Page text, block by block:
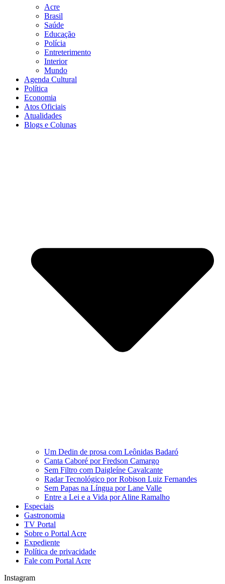
Acre
Brasil
Saúde
Educação
Polícia
Entreterimento
Interior
Mundo
Agenda Cultural
Política
Economia
Atos Oficiais
Atualidades
Blogs e Colunas
Um Dedin de prosa com Leônidas Badaró
Canta Caboré por Fredson Camargo
Sem Filtro com Daigleíne Cavalcante
Radar Tecnológico por Robison Luiz Fernandes
Sem Papas na Língua por Lane Valle
Entre a Lei e a Vida por Aline Ramalho
Especiais
Gastronomia
TV Portal
Sobre o Portal Acre
Expediente
Política de privacidade
Fale com Portal Acre
Instagram